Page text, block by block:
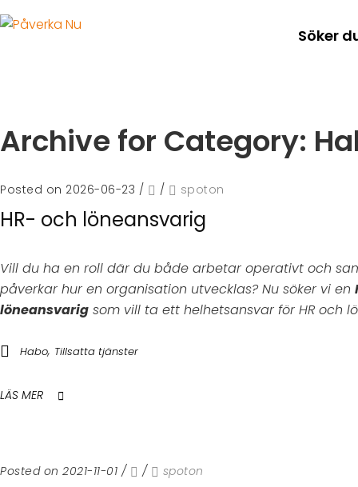
Söker
Archive for Category:
Posted on 2026-06-23 / / spoton
HR- och löneansvarig
Vill du ha en roll där du både arbetar operativt och
påverkar hur en organisation utvecklas? Nu söker vi en
löneansvarig som vill ta ett helhetsansvar för HR och
Habo, Tillsatta tjänster
LÄS MER
Posted on 2021-11-01 / / spoton